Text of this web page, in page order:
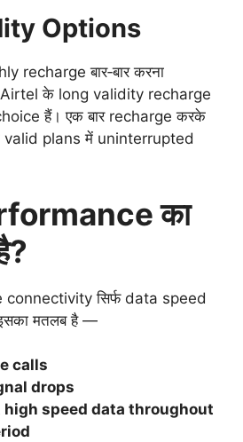
Options
recharge बार‑बार करना
Airtel के long validity recharge
हैं। एक बार recharge करके
valid plans में uninterrupted
का
सिर्फ data speed
इसका मतलब है —
calls
drops
speed data throughout